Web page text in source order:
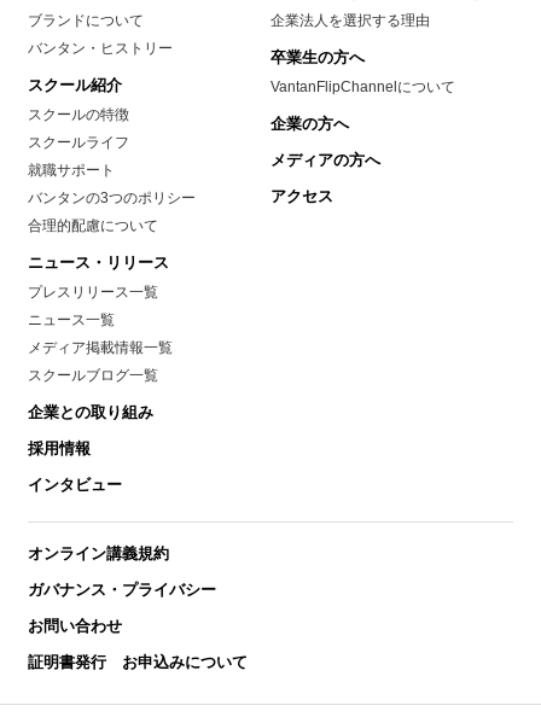
ブランドについて
バンタン・ヒストリー
スクール紹介
スクールの特徴
スクールライフ
就職サポート
バンタンの3つのポリシー
合理的配慮について
ニュース・リリース
プレスリリース一覧
ニュース一覧
メディア掲載情報一覧
スクールブログ一覧
企業との取り組み
採用情報
インタビュー
企業法人を選択する理由
卒業生の方へ
VantanFlipChannelについて
企業の方へ
メディアの方へ
アクセス
オンライン講義規約
ガバナンス・プライバシー
お問い合わせ
証明書発行 お申込みについて